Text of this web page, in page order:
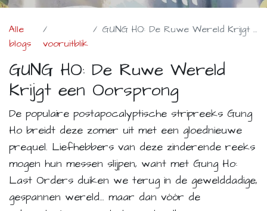
Alle
blogs
vooruitblik
GUNG HO: De Ruwe Wereld Krijgt een Oorsprong
GUNG HO: De Ruwe Wereld
Krijgt een Oorsprong
De populaire postapocalyptische stripreeks Gung
Ho breidt deze zomer uit met een gloednieuwe
prequel. Liefhebbers van deze zinderende reeks
mogen hun messen slijpen, want met Gung Ho:
Last Orders duiken we terug in de gewelddadige,
gespannen wereld… maar dan vóór de